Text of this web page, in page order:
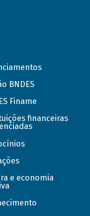
BNDES
Finame
financeiras
e economia